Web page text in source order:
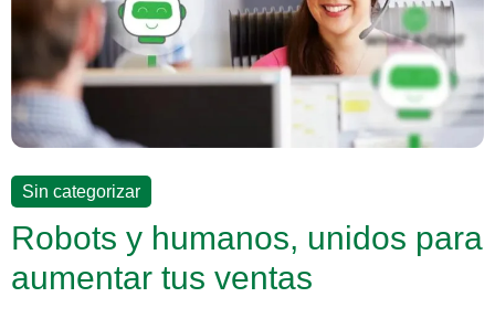
Sin categorizar
Robots y humanos, unidos para
aumentar tus ventas